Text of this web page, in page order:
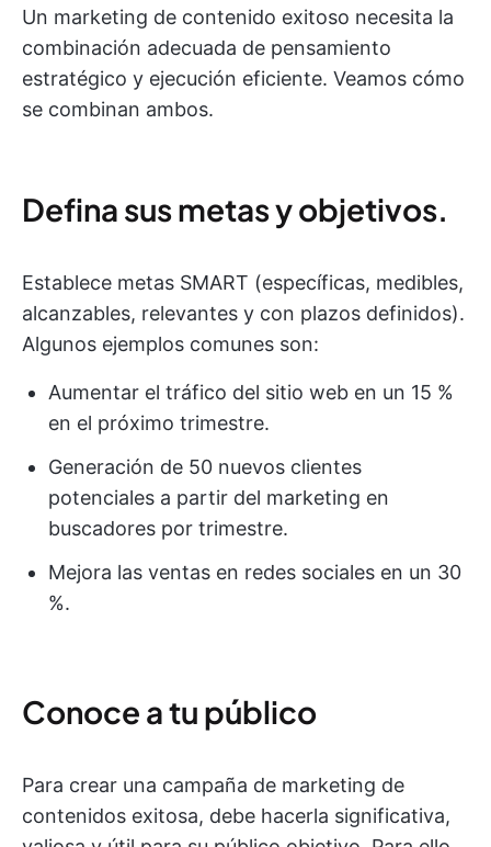
Un marketing de contenido exitoso necesita la
combinación adecuada de pensamiento
estratégico y ejecución eficiente. Veamos cómo
se combinan ambos.
Defina sus metas y objetivos.
Establece metas SMART (específicas, medibles,
alcanzables, relevantes y con plazos definidos).
Algunos ejemplos comunes son:
Aumentar el tráfico del sitio web en un 15 %
en el próximo trimestre.
Generación de 50 nuevos clientes
potenciales a partir del marketing en
buscadores por trimestre.
Mejora las ventas en redes sociales en un 30
%.
Conoce a tu público
Para crear una campaña de marketing de
contenidos exitosa, debe hacerla significativa,